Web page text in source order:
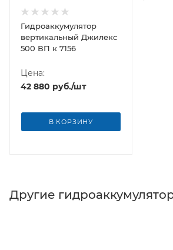
Гидроаккумулятор
вертикальный Джилекс
500 ВП к 7156
Цена:
42 880 руб./шт
В КОРЗИНУ
Другие